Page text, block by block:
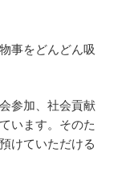
事をどんどん吸
参加、社会貢献
います。そのた
けていただける